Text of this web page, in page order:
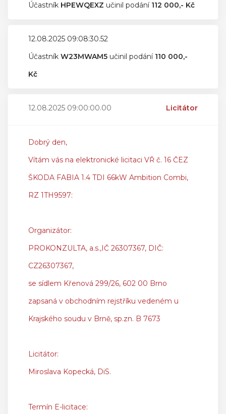
Účastník HPEWQEXZ učinil podání 112 000,- Kč
12.08.2025 09:08:30.52
Účastník W23MWAM5 učinil podání 110 000,-
Kč
12.08.2025 09:00:00.00 Licitátor
Dobrý den,
Vítám vás na elektronické licitaci VŘ č. 16 ČEZ
ŠKODA FABIA 1.4 TDI 66kW Ambition Combi,
RZ 1TH9597:
Organizátor:
PROKONZULTA, a.s.,IČ 26307367, DIČ:
CZ26307367,
se sídlem Křenová 299/26, 602 00 Brno
zapsaná v obchodním rejstříku vedeném u
Krajského soudu v Brně, sp.zn. B 7673
Licitátor:
Miroslava Kopecká, DiS.
Termín E-licitace: